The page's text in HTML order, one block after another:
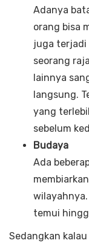
Adanya
orang bisa
juga terjadi
seorang
lainnya
langsung.
yang
sebelum
Budaya
Ada
temui
Sedangkan